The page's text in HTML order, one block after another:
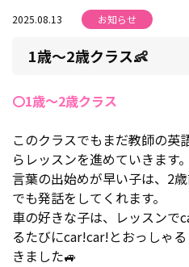
2025.08.13 お知らせ
1歳～2歳クラス👶
〇1歳～2歳クラス
このクラスでもまだ教師の英
らレッスンを進めていきます。
言葉の出始めが早い子は、2
でも発話をしてくれます。
車の好きな子は、レッスンで
るたびにcar!car!とおっしゃ
きました🚙